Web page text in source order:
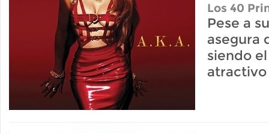
Los 40
Pese a
asegura
siendo